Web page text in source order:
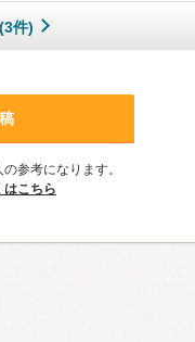
件)
参考になります。
はこちら